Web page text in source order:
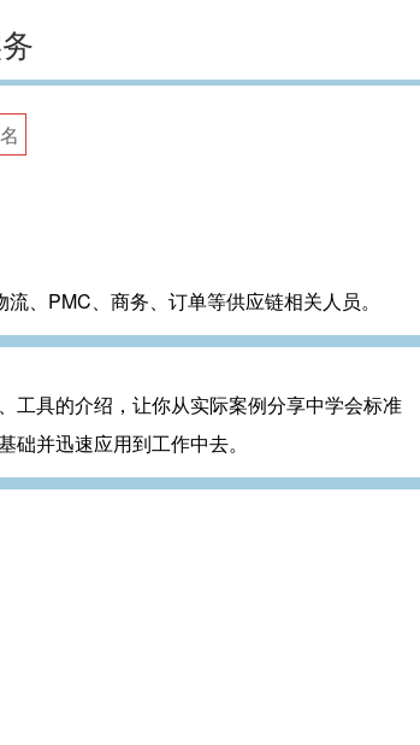
、PMC、商务、订单等供应链相关人员。
工具的介绍，让你从实际案例分享中学会标准
并迅速应用到工作中去。